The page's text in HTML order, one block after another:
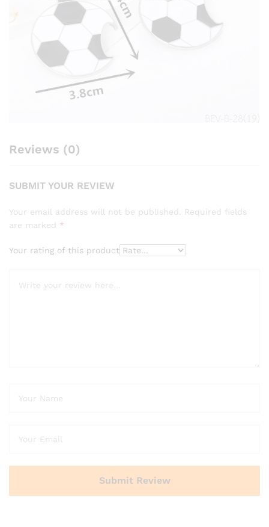
Reviews (0)
SUBMIT YOUR REVIEW
Your email address will not be published.
Required fields
are marked *
Your rating of this product